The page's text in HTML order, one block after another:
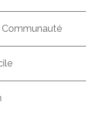
Communauté